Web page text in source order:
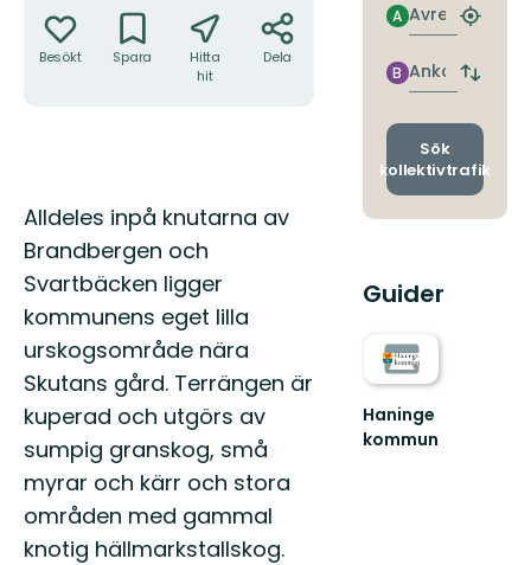
Besökt Spara
Hitta
hit
Dela
Beskrivning
Alldeles inpå knutarna av
Brandbergen och
Svartbäcken ligger
kommunens eget lilla
urskogsområde nära
Skutans gård. Terrängen är
kuperad och utgörs av
sumpig granskog, små
myrar och kärr och stora
områden med gammal
knotig hällmarkstallskog.
Avresa
A
Hitta
Ankomst
B
Byt
och
Sök
kollektivtrafik
Guider
Haninge
kommun